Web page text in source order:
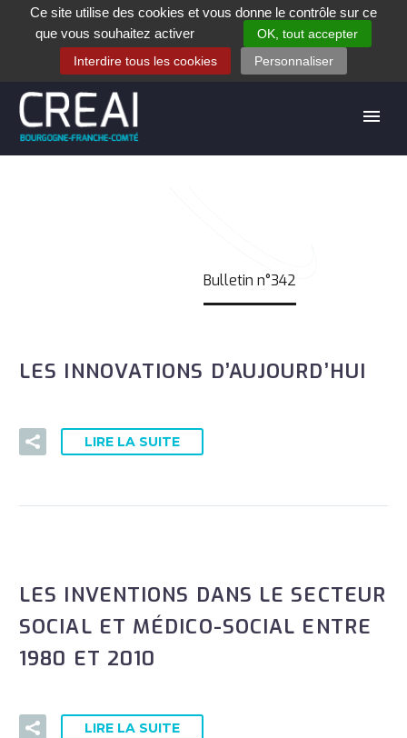
+33 (0)3 80 28 84 40
Contact
Espace contribuants Offres d’emploi
Bulletin n°342
LES INNOVATIONS D’AUJOURD’HUI
LIRE LA SUITE
LES INVENTIONS DANS LE SECTEUR
SOCIAL ET MÉDICO-SOCIAL ENTRE
1980 ET 2010
LIRE LA SUITE
Ce site utilise des cookies et vous donne le contrôle sur ce
que vous souhaitez activer
OK, tout accepter
Interdire tous les cookies
Personnaliser